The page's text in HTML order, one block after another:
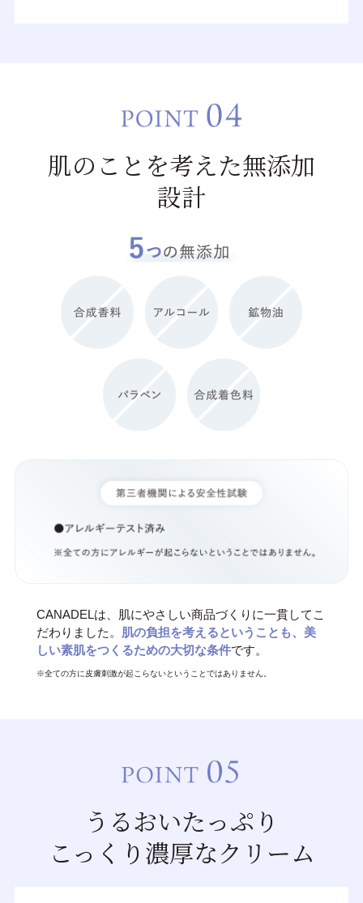
肌のことを考えた無添加
設計
CANADELは、肌にやさしい商品づくりに一貫してこ
だわりました。 肌の負担を考えるということも、美
しい素肌をつくるための大切な条件です。
※全ての方に皮膚刺激が起こらないということではありません。
うるおいたっぷり
こっくり濃厚なクリーム